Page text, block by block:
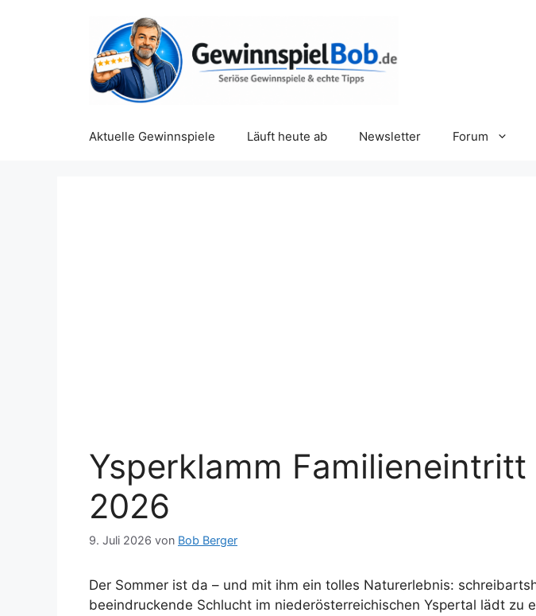
Aktuelle Gewinnspiele Läuft heute ab Newsletter Forum
Ysperklamm
2026
9. Juli 2026 von Bob Berger
Der Sommer ist da – und mit ihm ein tolles Naturerlebnis:
beeindruckende Schlucht im niederösterreichischen Yspertal lädt zu